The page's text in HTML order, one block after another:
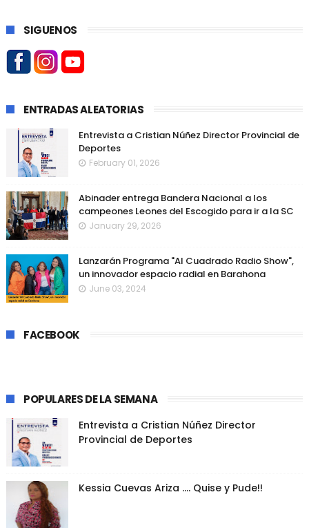
SIGUENOS
ENTRADAS ALEATORIAS
Entrevista a Cristian Núñez Director Provincial de
Deportes
February 01, 2026
Abinader entrega Bandera Nacional a los
campeones Leones del Escogido para ir a la SC
January 29, 2026
Lanzarán Programa "Al Cuadrado Radio Show",
un innovador espacio radial en Barahona
June 03, 2024
FACEBOOK
POPULARES DE LA SEMANA
Entrevista a Cristian Núñez Director
Provincial de Deportes
Kessia Cuevas Ariza .... Quise y Pude!!